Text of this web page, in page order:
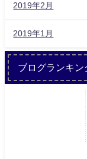
2019年2月
2019年1月
ブログランキン